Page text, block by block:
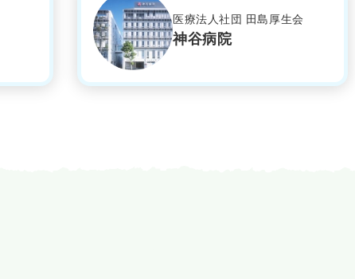
医療法人社団 田島厚生会
神谷病院